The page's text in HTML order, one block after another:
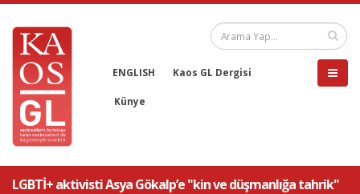
ENGLISH Kaos GL Dergisi
Künye
LGBTİ+ aktivisti Asya Gökalp’e "kin ve düşmanlığa tahrik"